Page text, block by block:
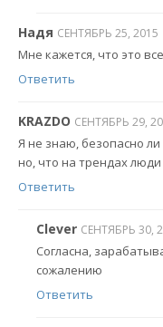
Надя СЕНТЯБРЬ 25, 2015
Мне кажется, что это
Ответить
KRAZDO СЕНТЯБРЬ 29,
Я не знаю, безопасно
но, что на трендах
Ответить
Clever СЕНТЯБРЬ 30,
Согласна,
сожалению
Ответить